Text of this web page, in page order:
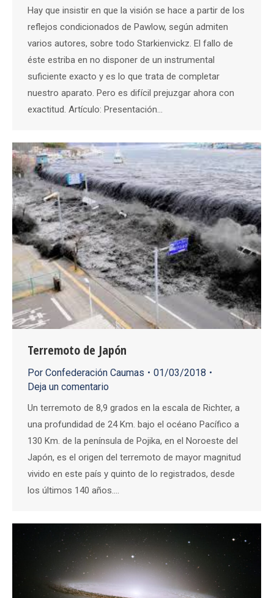
Hay que insistir en que la visión se hace a partir de los
reflejos condicionados de Pawlow, según admiten
varios autores, sobre todo Starkienvickz. El fallo de
éste estriba en no disponer de un instrumental
suficiente exacto y es lo que trata de completar
nuestro aparato. Pero es difícil prejuzgar ahora con
exactitud. Artículo: Presentación…
Terremoto de Japón
Por Confederación Caumas
01/03/2018
Deja un comentario
Un terremoto de 8,9 grados en la escala de Richter, a
una profundidad de 24 Km. bajo el océano Pacífico a
130 Km. de la península de Pojika, en el Noroeste del
Japón, es el origen del terremoto de mayor magnitud
vivido en este país y quinto de lo registrados, desde
los últimos 140 años.…